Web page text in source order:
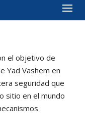
el objetivo de
Yad Vashem en
seguridad que
sitio en el mundo